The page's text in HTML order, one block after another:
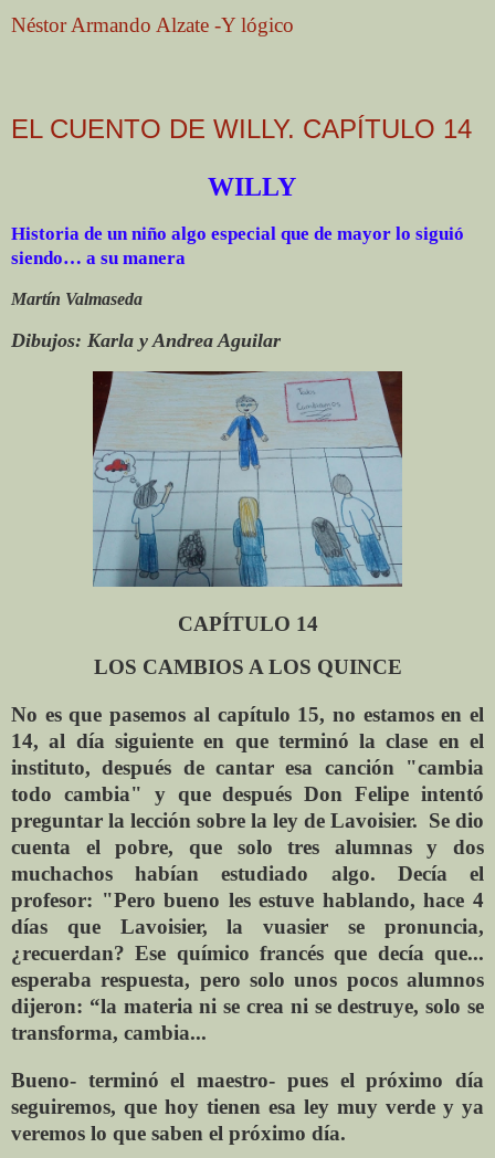
Néstor Armando Alzate -Y lógico
EL CUENTO DE WILLY. CAPÍTULO 14
WILLY
Historia de un niño algo especial que de mayor lo siguió
siendo… a su manera
Martín Valmaseda
Dibujos: Karla y Andrea Aguilar
CAPÍTULO 14
LOS CAMBIOS A LOS QUINCE
No es que pasemos al capítulo 15, no estamos en el
14, al día siguiente en que terminó la clase en el
instituto, después de cantar esa canción "cambia
todo cambia" y que después Don Felipe intentó
preguntar la lección sobre la ley de Lavoisier. Se dio
cuenta el pobre, que solo tres alumnas y dos
muchachos habían estudiado algo. Decía el
profesor: "Pero bueno les estuve hablando, hace 4
días que Lavoisier, la vuasier se pronuncia,
¿recuerdan? Ese químico francés que decía que...
esperaba respuesta, pero solo unos pocos alumnos
dijeron: “la materia ni se crea ni se destruye, solo se
transforma, cambia...
Bueno- terminó el maestro- pues el próximo día
seguiremos, que hoy tienen esa ley muy verde y ya
veremos lo que saben el próximo día.